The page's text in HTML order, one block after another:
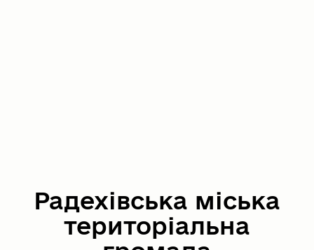
Радехівська міська
територіальна